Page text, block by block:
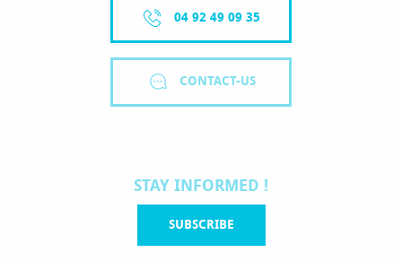
04 92 49 09 35
CONTACT-US
STAY INFORMED !
SUBSCRIBE